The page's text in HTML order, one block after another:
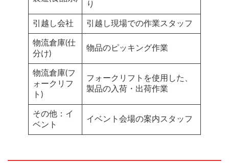
り
引越し会社 引越し現場での作業スタッフ
物流倉庫(仕
分け)
物品のピッキング作業
物流倉庫(フ
ォークリフ
ト)
フォークリフトを使用した、
製品の入荷・出荷作業
その他：イ
ベント
イベント会場の案内スタッフ